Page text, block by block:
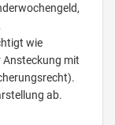
wie
Ansteckung mit
ab.